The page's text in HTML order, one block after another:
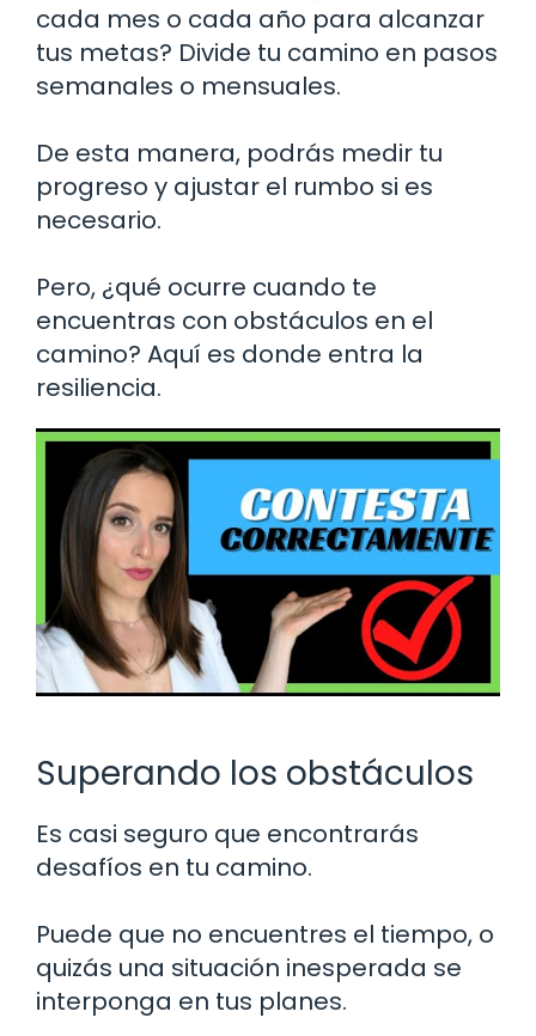
cada mes o cada año para alcanzar
tus metas? Divide tu camino en pasos
semanales o mensuales.
De esta manera, podrás medir tu
progreso y ajustar el rumbo si es
necesario.
Pero, ¿qué ocurre cuando te
encuentras con obstáculos en el
camino? Aquí es donde entra la
resiliencia.
Superando los obstáculos
Es casi seguro que encontrarás
desafíos en tu camino.
Puede que no encuentres el tiempo, o
quizás una situación inesperada se
interponga en tus planes.